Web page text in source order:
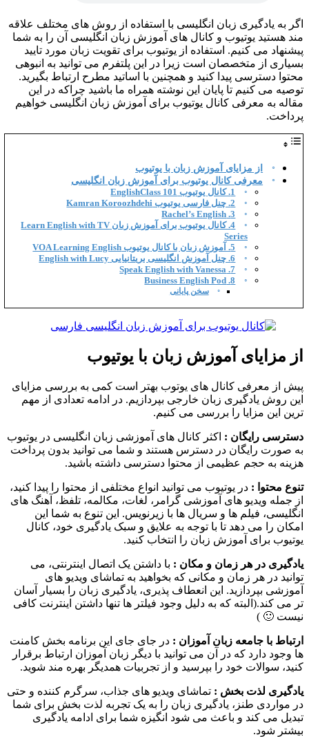
اگر به یادگیری زبان انگلیسی با استفاده از روش های مختلف علاقه
مند هستید یوتیوب و کانال های آموزش زبان انگلیسی آن را به شما
پیشنهاد می کنیم. استفاده از یوتیوب برای تقویت زبان مورد تایید
بسیاری از متخصصان است زیرا در این پلتفرم می توانید به انبوهی
محتوا دسترسی پیدا کنید و همچنین با اساتید مطرح ارتباط بگیرید.
توصیه می کنیم تا پایان این نوشته همراه ما باشید چراکه در این
مقاله به معرفی کانال یوتیوب برای آموزش زبان انگلیسی خواهیم
پرداخت.
از مزایای آموزش زبان با یوتیوب
معرفی کانال یوتیوب برای آموزش زبان انگلیسی
1. کانال یوتیوب EnglishClass 101
2. چنل فارسی یوتیوب Kamran Koroozhdehi
3. Rachel’s English
4. کانال یوتیوب برای آموزش زبان Learn English with TV
Series
5. آموزش زبان با کانال یوتیوب VOA Learning English
6. چنل آموزش انگلیسی بریتانیایی English with Lucy
7. Speak English with Vanessa
8. Business English Pod
سخن پایانی
از مزایای آموزش زبان با یوتیوب
پیش از معرفی کانال های یوتوب بهتر است کمی به بررسی مزایای
این روش یادگیری زبان خارجی بپردازیم. در ادامه تعدادی از مهم
ترین این مزایا را بررسی می کنیم.
دسترسی رایگان : اکثر کانال‌ های آموزشی زبان انگلیسی در یوتیوب
به صورت رایگان در دسترس هستند و شما می‌ توانید بدون پرداخت
هزینه به حجم عظیمی از محتوا دسترسی داشته باشید.
تنوع محتوا : در یوتیوب می‌ توانید انواع مختلفی از محتوا را پیدا کنید،
از جمله ویدیو های آموزشی گرامر، لغات، مکالمه، تلفظ، آهنگ‌ های
انگلیسی، فیلم‌ ها و سریال‌ ها با زیرنویس. این تنوع به شما این
امکان را می‌ دهد تا با توجه به علایق و سبک یادگیری خود، کانال
یوتیوب برای آموزش زبان را انتخاب کنید.
یادگیری در هر زمان و مکان : با داشتن یک اتصال اینترنتی، می‌
توانید در هر زمان و مکانی که بخواهید به تماشای ویدیو های
آموزشی بپردازید. این انعطاف‌ پذیری، یادگیری زبان را بسیار آسان‌
تر می‌ کند.(البته که به دلیل وجود فیلتر ها تنها داشتن اینترنت کافی
نیست 🙂 )
ارتباط با جامعه زبان‌ آموزان : در جای جای این برنامه بخش کامنت
ها وجود دارد که در آن می‌ توانید با دیگر زبان‌ آموزان ارتباط برقرار
کنید، سوالات خود را بپرسید و از تجربیات همدیگر بهره‌ مند شوید.
یادگیری لذت‌ بخش : تماشای ویدیو های جذاب، سرگرم‌ کننده و حتی
در مواردی طنز، یادگیری زبان را به یک تجربه لذت‌ بخش برای شما
تبدیل می‌ کند و باعث می‌ شود انگیزه شما برای ادامه یادگیری
بیشتر شود.